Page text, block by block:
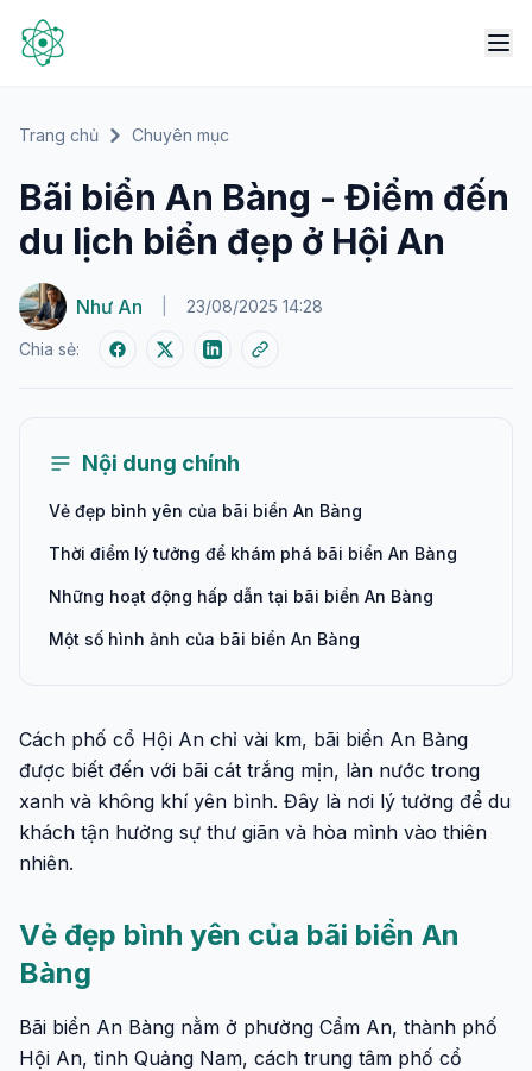
Trang chủ Chuyên mục
Bãi biển An Bàng - Điểm đến
du lịch biển đẹp ở Hội An
Như An 23/08/2025 14:28
Chia sẻ:
Nội dung chính
Vẻ đẹp bình yên của bãi biển An Bàng
Thời điểm lý tưởng để khám phá bãi biển An Bàng
Những hoạt động hấp dẫn tại bãi biển An Bàng
Một số hình ảnh của bãi biển An Bàng
Cách phố cổ Hội An chỉ vài km, bãi biển An Bàng
được biết đến với bãi cát trắng mịn, làn nước trong
xanh và không khí yên bình. Đây là nơi lý tưởng để du
khách tận hưởng sự thư giãn và hòa mình vào thiên
nhiên.
Vẻ đẹp bình yên của bãi biển An
Bàng
Bãi biển An Bàng nằm ở phường Cẩm An, thành phố
Hội An, tỉnh Quảng Nam, cách trung tâm phố cổ